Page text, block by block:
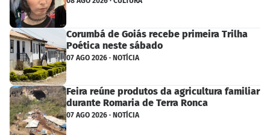
Corumbá de Goiás recebe primeira Trilha
Poética neste sábado
07 AGO 2026 · NOTÍCIA
Feira reúne produtos da agricultura familiar
durante Romaria de Terra Ronca
07 AGO 2026 · NOTÍCIA